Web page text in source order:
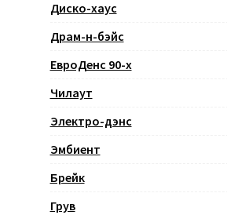
Диско-хаус
Драм-н-бэйс
ЕвроДенс 90-х
Чилаут
Электро-дэнс
Эмбиент
Брейк
Грув